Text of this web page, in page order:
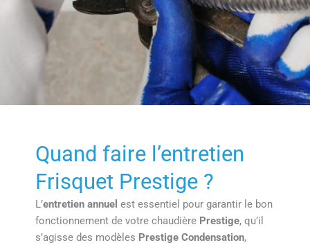
Quand faire l’entretien
Frisquet Prestige ?
L’entretien annuel est essentiel pour garantir le bon
fonctionnement de votre chaudière Prestige, qu’il
s’agisse des modèles Prestige Condensation,